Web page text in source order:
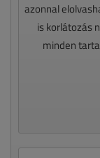
azonnal
is korlátozás
minden